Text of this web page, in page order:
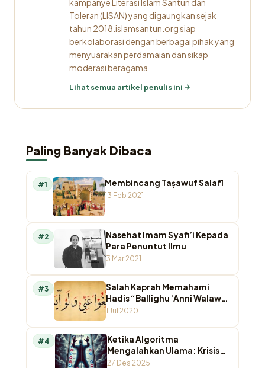
kampanye Literasi Islam Santun dan
Toleran (LISAN) yang digaungkan sejak
tahun 2018.islamsantun.org siap
berkolaborasi dengan berbagai pihak yang
menyuarakan perdamaian dan sikap
moderasi beragama
Lihat semua artikel penulis ini
Paling Banyak Dibaca
#1 Membincang Taṣawuf Salafī
13 Feb 2021
#2
Nasehat Imam Syafi’i Kepada
Para Penuntut Ilmu
3 Mar 2021
#3
Salah Kaprah Memahami
Hadis “Ballighu ‘Anni Walaw
Ayah”
1 Jul 2020
#4
Ketika Algoritma
Mengalahkan Ulama: Krisis
Otoritas Keagamaan di
27 Des 2025